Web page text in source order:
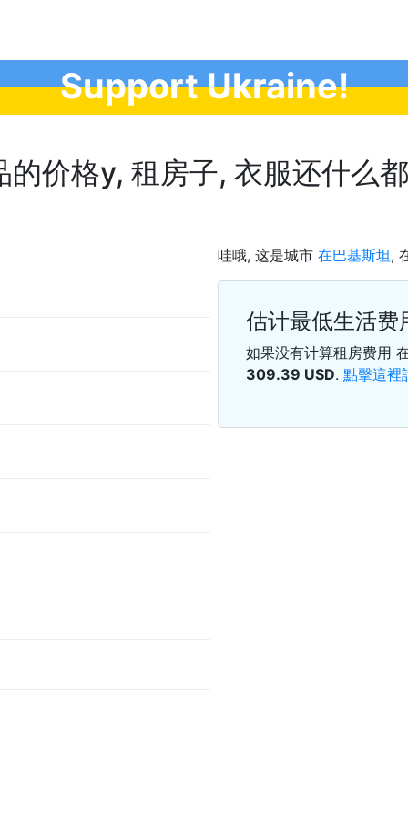
Support Ukraine!
的价格у, 租房子, 衣服还什么
哇哦, 这是城市 在巴基斯坦,
估计最低生活费
如果没有计算租房费用
309.39 USD. 點擊這裡